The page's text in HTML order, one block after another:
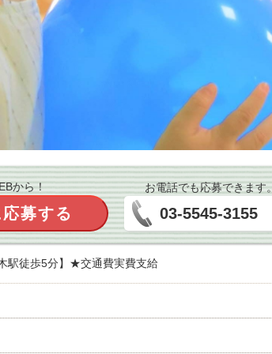
から！
募する
お電話でも応募できます
03-5545-3155
駅徒歩5分】★交通費実費支給